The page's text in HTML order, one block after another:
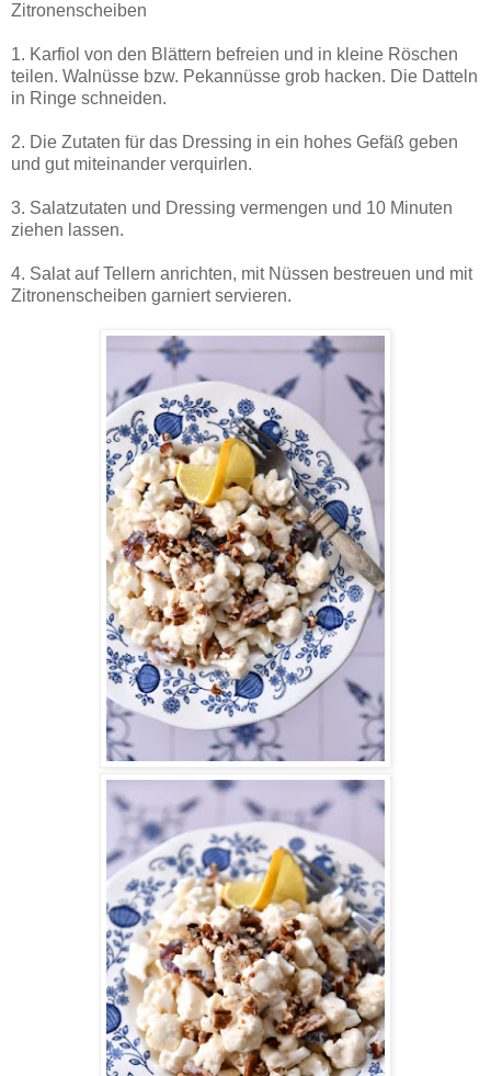
Zitronenscheiben
1. Karfiol von den Blättern befreien und in kleine Röschen
teilen. Walnüsse bzw. Pekannüsse grob hacken. Die Datteln
in Ringe schneiden.
2. Die Zutaten für das Dressing in ein hohes Gefäß geben
und gut miteinander verquirlen.
3. Salatzutaten und Dressing vermengen und 10 Minuten
ziehen lassen.
4. Salat auf Tellern anrichten, mit Nüssen bestreuen und mit
Zitronenscheiben garniert servieren.